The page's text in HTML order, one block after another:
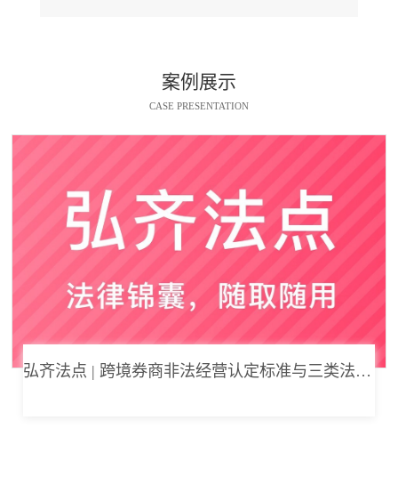
案例展示
CASE PRESENTATION
弘齐法点 | 跨境券商非法经营认定标准与三类法律风险边界